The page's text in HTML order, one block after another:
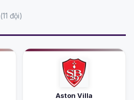
(11 đội)
Aston Villa